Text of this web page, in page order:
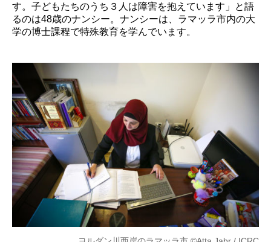
す。子どもたちのうち３人は障害を抱えています」と語
るのは48歳のナンシー。ナンシーは、ラマッラ市内の大
学の博士課程で特殊教育を学んでいます。